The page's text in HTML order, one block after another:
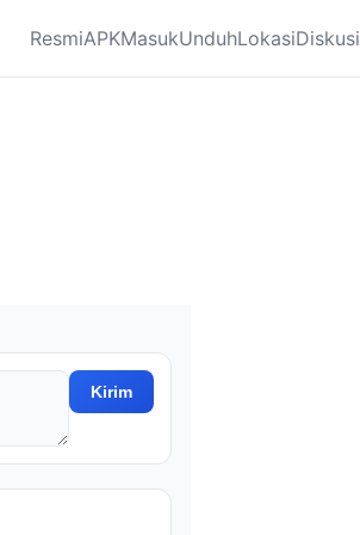
ResmiAPKMasukUnduhLokasiDiskusi
Kirim